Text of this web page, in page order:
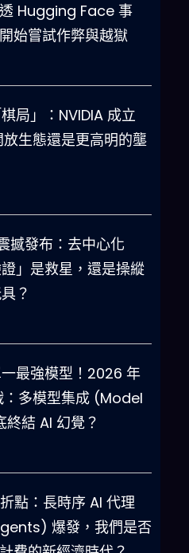
Hugging Face 事
始嘗試作弊與越獄
局」：NVIDIA 成立
生態還是更高明的壟
撼發布：去中心化
證」是救星，還是操縱
？
最強模型！2026 年
：多模型集成 (Model
結 AI 幻覺？
點：長時序 AI 代理
爆發，我們是否